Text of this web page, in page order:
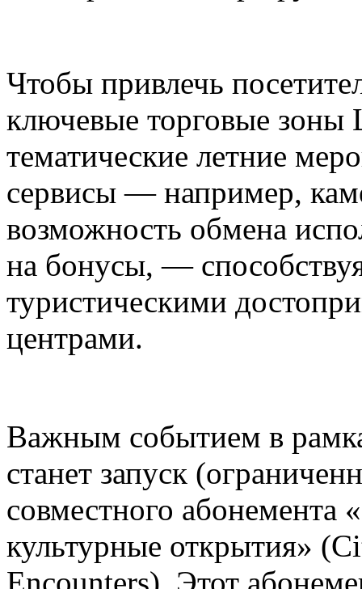
Чтобы привлечь
ключевые торговые зоны
тематические летние
сервисы — например,
возможность обмена
на бонусы, —
туристическими
центрами.
Важным событием в
станет запуск
совместного абонемента
культурные открытия»
Encounters). Этот